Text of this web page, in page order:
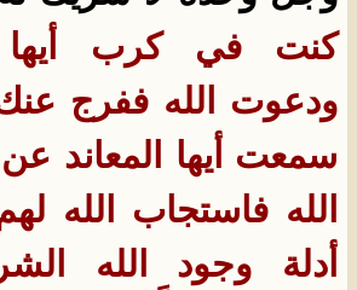
كنت في كرب أيها
ودعوت الله ففرج
سمعت أيها المعاند
الله فاستجاب الله
أدلة وجود الله